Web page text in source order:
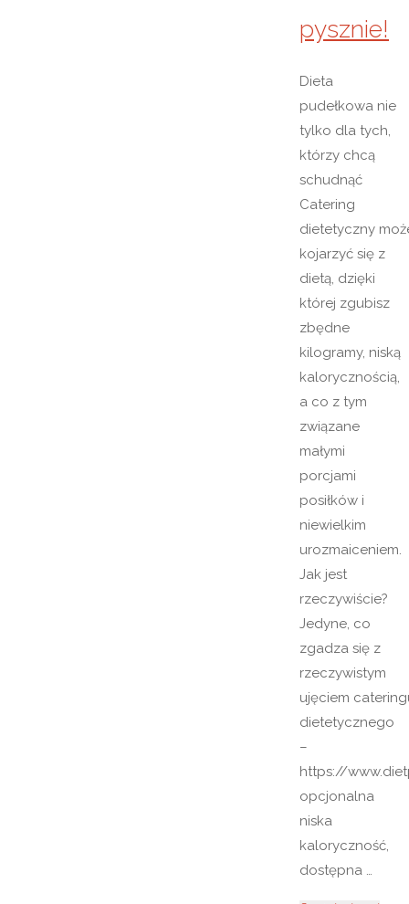
pysznie!
Dieta
pudełkowa nie
tylko dla tych,
którzy chcą
schudnąć
Catering
dietetyczny
kojarzyć się z
dietą, dzięki
której zgubisz
zbędne
kilogramy, niską
kalorycznością,
a co z tym
związane
małymi
porcjami
posiłków i
niewielkim
urozmaiceniem.
Jak jest
rzeczywiście?
Jedyne, co
zgadza się z
rzeczywistym
ujęciem
dietetycznego
–
https://
opcjonalna
niska
kaloryczność,
dostępna …